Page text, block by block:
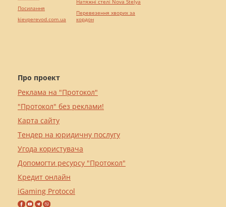
Про проект
Реклама на "Протокол"
"Протокол" без реклами!
Карта сайту
Тендер на юридичну послугу
Угода користувача
Допомогти ресурсу "Протокол"
Кредит онлайн
iGaming Protocol
Посилання
kievperevod.com.ua
Натяжні стелі Nova Stelya
Перевезення хворих за
кордон